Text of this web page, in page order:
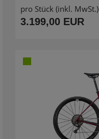
pro Stück (inkl. MwSt.)
3.199,00 EUR